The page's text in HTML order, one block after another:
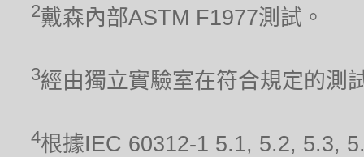
2戴森內部ASTM F1977測試。
3經由獨立實驗室在符合規定的測
4根據IEC 60312-1 5.1, 5.2, 5.3,